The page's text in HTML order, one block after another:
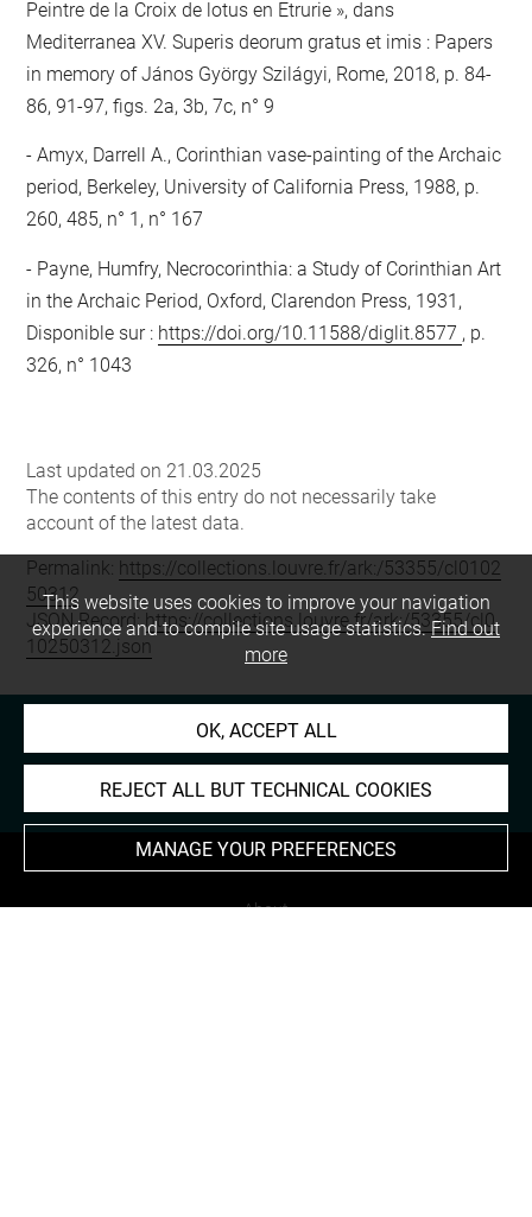
Peintre de la Croix de lotus en Etrurie », dans
Mediterranea XV. Superis deorum gratus et imis : Papers
in memory of János György Szilágyi, Rome, 2018, p. 84-
86, 91-97, figs. 2a, 3b, 7c, n° 9
Amyx, Darrell A., Corinthian vase-painting of the Archaic
period, Berkeley, University of California Press, 1988, p.
260, 485, n° 1, n° 167
Payne, Humfry, Necrocorinthia: a Study of Corinthian Art
in the Archaic Period, Oxford, Clarendon Press, 1931,
Disponible sur : https://doi.org/10.11588/diglit.8577 , p.
326, n° 1043
Last updated on 21.03.2025
The contents of this entry do not necessarily take
account of the latest data.
Permalink: https://collections.louvre.fr/ark:/53355/cl0102
50312
JSON Record:https://collections.louvre.fr/ark:/53355/cl0
10250312.json
About
This website uses cookies to improve your navigation
experience and to compile site usage statistics.Find out
more
OK, ACCEPT ALL
REJECT ALL BUT TECHNICAL COOKIES
MANAGE YOUR PREFERENCES